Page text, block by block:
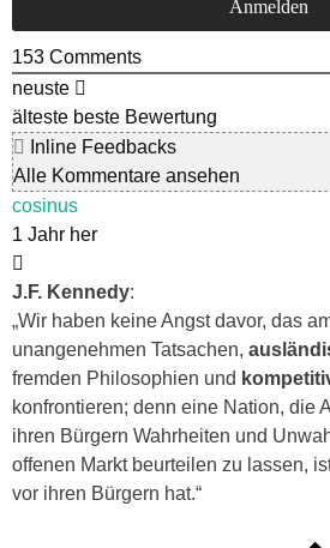
153 Comments
neuste
älteste beste Bewertung
Inline Feedbacks
Alle Kommentare ansehen
cosinus
1 Jahr her
J.F. Kennedy:
„Wir haben keine Angst davor, das
unangenehmen Tatsachen,
fremden Philosophien und
konfrontieren; denn eine Nation, die
ihren Bürgern Wahrheiten und
offenen Markt beurteilen zu lassen,
vor ihren Bürgern hat.“